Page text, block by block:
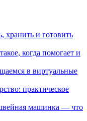
хранить и готовить
когда помогает и
в виртуальные
практическое
машинка — что